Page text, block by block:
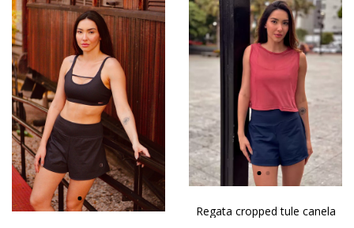
Regata cropped tule canela